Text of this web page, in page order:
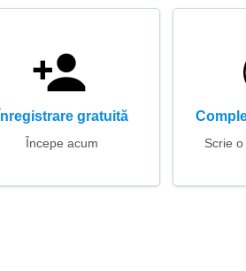
Înregistrare gratuită
Începe acum Scrie